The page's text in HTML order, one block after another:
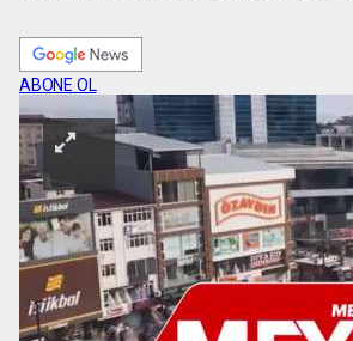
ABONE OL